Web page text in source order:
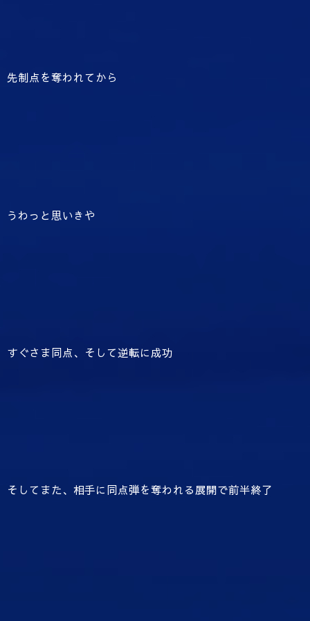
先制点を奪われてから
うわっと思いきや
すぐさま同点、そして逆転に成功
そしてまた、相手に同点弾を奪われる展開で前半終了